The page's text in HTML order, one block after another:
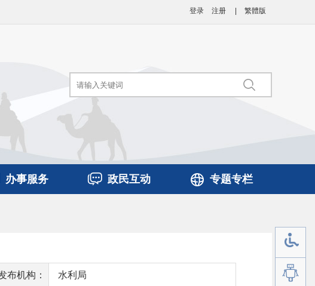
登录 注册 繁體版
办事服务 政民互动 专题专栏
布机构： 水利局